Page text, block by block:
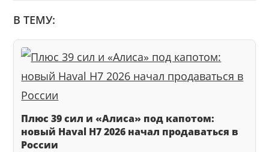
В ТЕМУ:
Плюс 39 сил и «Алиса» под капотом:
новый Haval H7 2026 начал продаваться в
России